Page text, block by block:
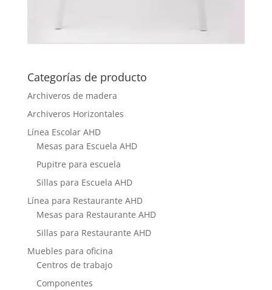
Categorías de producto
Archiveros de madera
Archiveros Horizontales
Línea Escolar AHD
Mesas para Escuela AHD
Pupitre para escuela
Sillas para Escuela AHD
Línea para Restaurante AHD
Mesas para Restaurante AHD
Sillas para Restaurante AHD
Muebles para oficina
Centros de trabajo
Componentes